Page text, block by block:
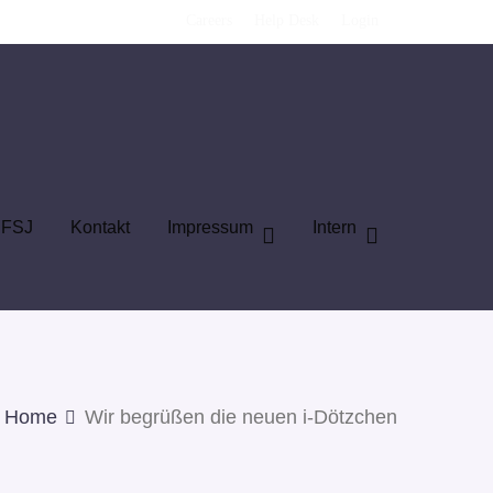
FSJ Kontakt Impressum Intern
Home Wir begrüßen die neuen i-Dötzchen